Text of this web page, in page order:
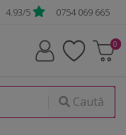
4.93/5 0754 069 665
Caută